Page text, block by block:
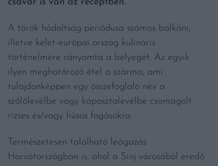
csavar is van az receptben.
A török hódoltság periódusa számos balkáni,
illetve kelet-európai ország kulináris
történelmére rányomta a bélyegét. Az egyik
ilyen meghatározó étel a szárma, ami
tulajdonképpen egy összefoglaló név a
szőlőlevélbe vagy káposztalevélbe csomagolt
rizses és/vagy húsos fogásokra.
Természetesen található leágazás
Horvátországban is, ahol a Sinj városából eredő